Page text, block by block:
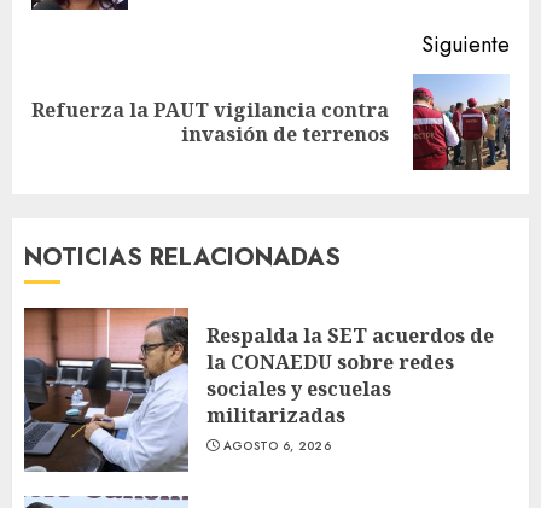
Siguiente
Siguiente
Refuerza la PAUT vigilancia contra
invasión de terrenos
NOTICIAS RELACIONADAS
Respalda la SET acuerdos de
la CONAEDU sobre redes
sociales y escuelas
militarizadas
AGOSTO 6, 2026